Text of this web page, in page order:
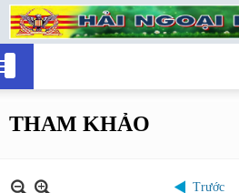
THAM KHẢO
Trước